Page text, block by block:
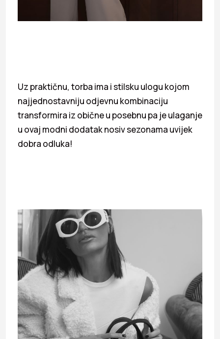
Uz praktičnu, torba ima i stilsku ulogu kojom
najjednostavniju odjevnu kombinaciju
transformira iz obične u posebnu pa je ulaganje
u ovaj modni dodatak nosiv sezonama uvijek
dobra odluka!